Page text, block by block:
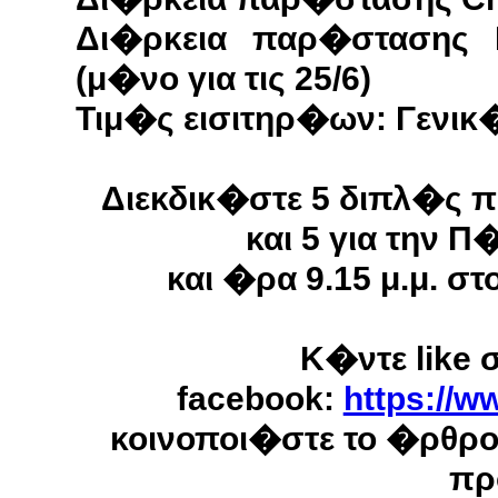
Δι�ρκεια
(μ�νο για τις 25/6)
Τιμ�ς εισιτηρ�ων:
Διεκδικ�στε 5 διπλ�ς
και 5 για την
και �ρα 9.15 μ.μ.
Κ�ντε like
facebook: https://
κοινοποι�στε το